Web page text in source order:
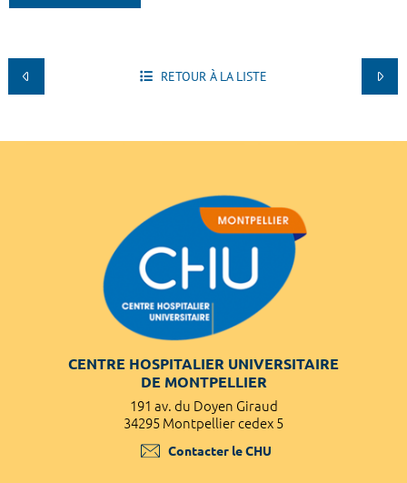
RETOUR À LA LISTE
CENTRE HOSPITALIER UNIVERSITAIRE
DE MONTPELLIER
191 av. du Doyen Giraud
34295 Montpellier cedex 5
Contacter le CHU